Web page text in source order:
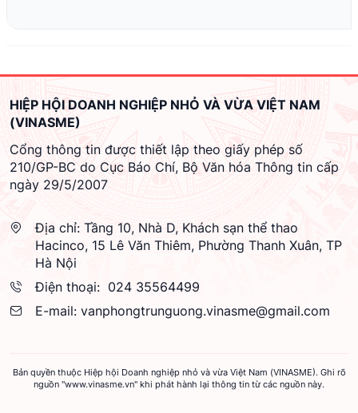
HIỆP HỘI DOANH NGHIỆP NHỎ VÀ VỪA VIỆT NAM
(VINASME)
Cổng thông tin được thiết lập theo giấy phép số
210/GP-BC do Cục Báo Chí, Bộ Văn hóa Thông tin cấp
ngày 29/5/2007
Địa chỉ: Tầng 10, Nhà D, Khách sạn thể thao
Hacinco, 15 Lê Văn Thiêm, Phường Thanh Xuân, TP
Hà Nội
Điện thoại: 024 35564499
E-mail: vanphongtrunguong.vinasme@gmail.com
Bản quyền thuộc Hiệp hội Doanh nghiệp nhỏ và vừa Việt Nam (VINASME). Ghi rõ
nguồn "www.vinasme.vn" khi phát hành lại thông tin từ các nguồn này.